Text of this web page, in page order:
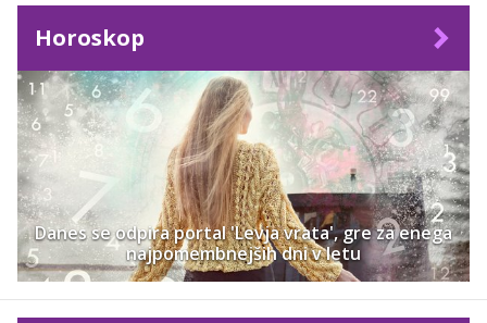
Horoskop
Danes se odpira portal 'Levja vrata', gre za enega
najpomembnejših dni v letu